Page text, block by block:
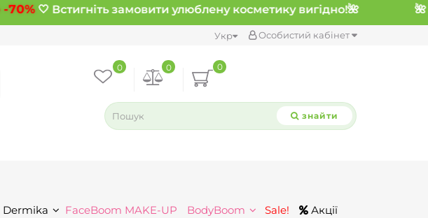
🤍 Встигніть замовити улюблену косметику вигідно!🌺
Особистий кабінет
Укр
0
0
0
знайти
Dermika FaceBoom MAKE-UP BodyBoom Sale! Акції